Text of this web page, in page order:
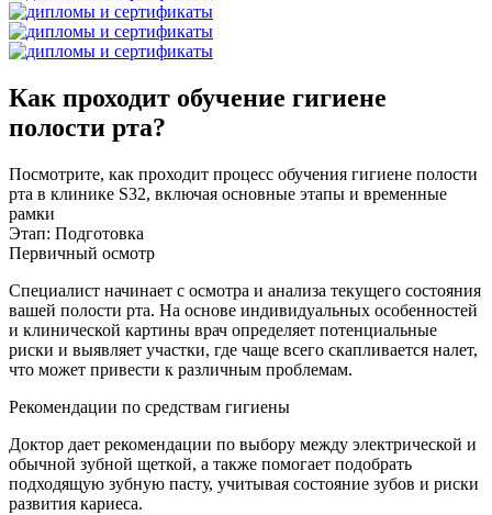
Как проходит обучение гигиене
полости рта?
Посмотрите, как проходит процесс обучения гигиене полости
рта в клинике S32, включая основные этапы и временные
рамки
Этап: Подготовка
Первичный осмотр
Специалист начинает с осмотра и анализа текущего состояния
вашей полости рта. На основе индивидуальных особенностей
и клинической картины врач определяет потенциальные
риски и выявляет участки, где чаще всего скапливается налет,
что может привести к различным проблемам.
Рекомендации по средствам гигиены
Доктор дает рекомендации по выбору между электрической и
обычной зубной щеткой, а также помогает подобрать
подходящую зубную пасту, учитывая состояние зубов и риски
развития кариеса.